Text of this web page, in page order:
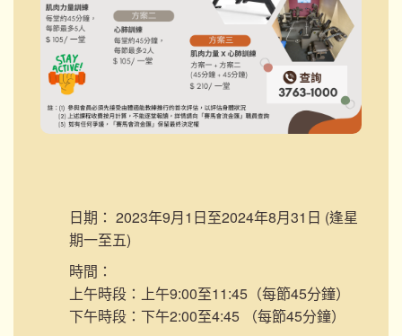
日期： 2023年9月1日至2024年8月31日 (逢星
期一至五)
時間：
上午時段：上午9:00至11:45（每節45分鐘）
下午時段：下午2:00至4:45 （每節45分鐘）